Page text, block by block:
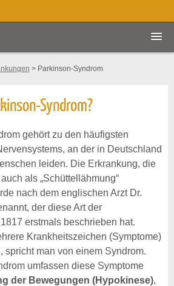
> Parkinson-Syndrom
Syndrom?
gehört zu den häufigsten
an der in Deutschland
leiden. Die Erkrankung, die
als „Schüttellähmung“
nach dem englischen Arzt Dr.
der diese Art der
erstmals beschrieben hat.
Krankheitszeichen (Symptome)
spricht man von einem Syndrom.
umfassen diese Symptome
der Bewegungen (Hypokinese),